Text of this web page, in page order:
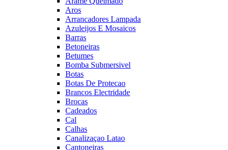
Aros
Arrancadores Lampada
Azuleijos E Mosaicos
Barras
Betoneiras
Betumes
Bomba Submersivel
Botas
Botas De Protecao
Brancos Electridade
Brocas
Cadeados
Cal
Calhas
Canalizaçao Latao
Cantoneiras